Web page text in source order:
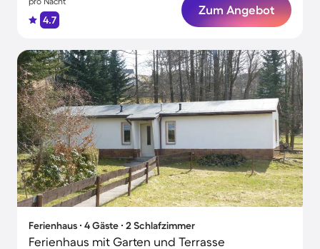
4.7
Zum Angebot
Ferienhaus ∙ 4 Gäste ∙ 2 Schlafzimmer
Ferienhaus mit Garten und Terrasse